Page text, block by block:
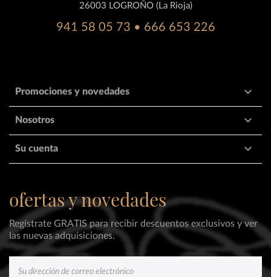
26003 LOGROÑO (La Rioja)
941 58 05 73 • 666 653 226
Promociones y novedades 
Nosotros 
Su cuenta 
ofertas y novedades
Regístrate GRATIS para recibir descuentos exclusivos y ver
las nuevas adquisiciones.